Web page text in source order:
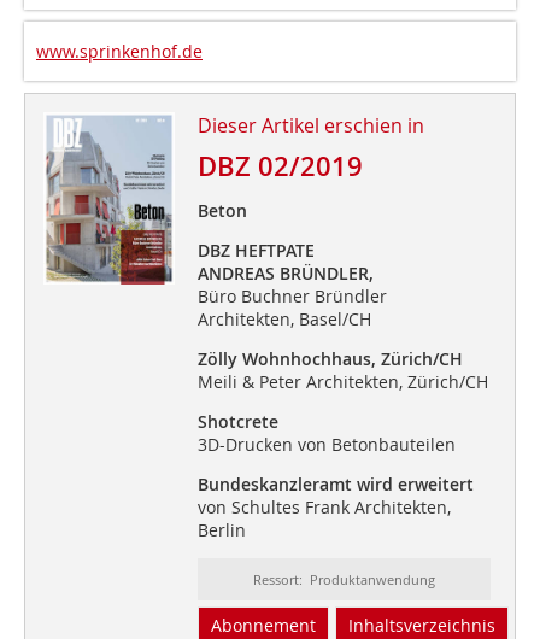
www.sprinkenhof.de
Dieser Artikel erschien in
DBZ 02/2019
Beton
DBZ HEFTPATE
ANDREAS BRÜNDLER,
Büro Buchner Bründler
Architekten, Basel/CH
Zölly Wohnhochhaus, Zürich/CH
Meili & Peter Architekten, Zürich/CH
Shotcrete
3D-Drucken von Betonbauteilen
Bundeskanzleramt wird erweitert
von Schultes Frank Architekten,
Berlin
Ressort: Produktanwendung
Abonnement Inhaltsverzeichnis